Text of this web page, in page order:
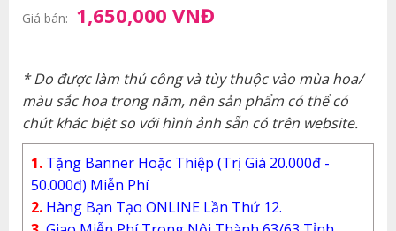
Giá bán: 1,650,000 VNĐ
* Do được làm thủ công và tùy thuộc vào mùa hoa/
màu sắc hoa trong năm, nên sản phẩm có thể có
chút khác biệt so với hình ảnh sẵn có trên website.
1. Tặng Banner Hoặc Thiệp (Trị Giá 20.000đ -
50.000đ) Miễn Phí
2. Hàng Bạn Tạo ONLINE Lần Thứ 12.